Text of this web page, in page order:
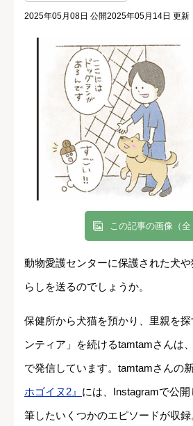
2025年05月08日 公開2025年05月14日 更新
この記事の画像（全
動物愛護センターに保護された犬
らしを送るのでしょうか。
保健所から犬猫を預かり、里親を
ンティア」を続けるtamtamさんは
で発信しています。tamtamさんの
ホゴイヌ2』 には、Instagramで公
筆したいくつかのエピソードが収録